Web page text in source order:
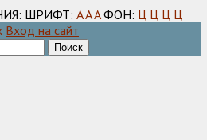
ШРИФТ: AAA ФОН: Ц Ц Ц Ц
Вход на сайт